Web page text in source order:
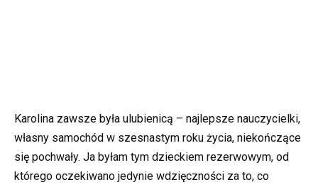
Karolina zawsze była ulubienicą – najlepsze nauczycielki,
własny samochód w szesnastym roku życia, niekończące
się pochwały. Ja byłam tym dzieckiem rezerwowym, od
którego oczekiwano jedynie wdzięczności za to, co